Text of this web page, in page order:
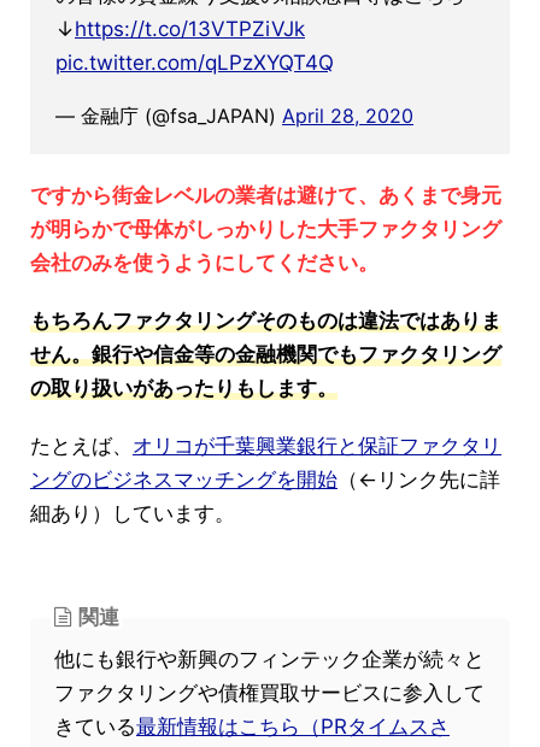
↓https://t.co/13VTPZiVJk
pic.twitter.com/qLPzXYQT4Q
— 金融庁 (@fsa_JAPAN) April 28, 2020
ですから街金レベルの業者は避けて、あくまで身元
が明らかで母体がしっかりした大手ファクタリング
会社のみを使うようにしてください。
もちろんファクタリングそのものは違法ではありま
せん。銀行や信金等の金融機関でもファクタリング
の取り扱いがあったりもします。
たとえば、 オリコが千葉興業銀行と保証ファクタリ
ングのビジネスマッチングを開始 （←リンク先に詳
細あり）しています。
関連
他にも銀行や新興のフィンテック企業が続々と
ファクタリングや債権買取サービスに参入して
きている最新情報はこちら（PRタイムスさ